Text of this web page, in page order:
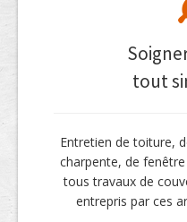
tout
Entretien de toiture,
charpente, de
tous travaux de
entrepris par ces